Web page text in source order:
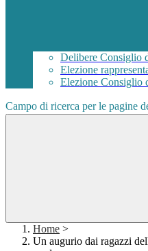
Delibere Consiglio
Elezione
Elezione Consiglio
Campo di ricerca per le pagine
Home >
Un augurio dai ragazzi